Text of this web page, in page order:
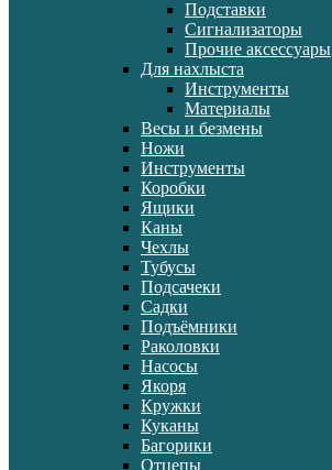
Подставки
Сигнализаторы
Прочие аксессуары
Для нахлыста
Инструменты
Материалы
Весы и безмены
Ножи
Инструменты
Коробки
Ящики
Каны
Чехлы
Тубусы
Подсачеки
Садки
Подъёмники
Раколовки
Насосы
Якоря
Кружки
Куканы
Багорики
Отцепы